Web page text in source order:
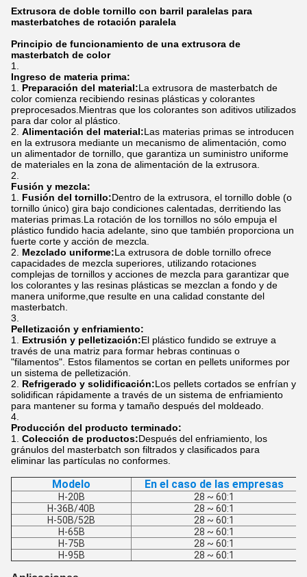
Extrusora de doble tornillo con barril paralelas para
masterbatches de rotación paralela
Principio de funcionamiento de una extrusora de
masterbatch de color
Ingreso de materia prima:
Preparación del material:La extrusora de masterbatch de
color comienza recibiendo resinas plásticas y colorantes
preprocesados.Mientras que los colorantes son aditivos utilizados
para dar color al plástico.
Alimentación del material:Las materias primas se introducen
en la extrusora mediante un mecanismo de alimentación, como
un alimentador de tornillo, que garantiza un suministro uniforme
de materiales en la zona de alimentación de la extrusora.
Fusión y mezcla:
Fusión del tornillo:Dentro de la extrusora, el tornillo doble (o
tornillo único) gira bajo condiciones calentadas, derritiendo las
materias primas.La rotación de los tornillos no sólo empuja el
plástico fundido hacia adelante, sino que también proporciona un
fuerte corte y acción de mezcla.
Mezclado uniforme:La extrusora de doble tornillo ofrece
capacidades de mezcla superiores, utilizando rotaciones
complejas de tornillos y acciones de mezcla para garantizar que
los colorantes y las resinas plásticas se mezclan a fondo y de
manera uniforme,que resulte en una calidad constante del
masterbatch.
Pelletización y enfriamiento:
Extrusión y pelletización:El plástico fundido se extruye a
través de una matriz para formar hebras continuas o
"filamentos". Estos filamentos se cortan en pellets uniformes por
un sistema de pelletización.
Refrigerado y solidificación:Los pellets cortados se enfrían y
solidifican rápidamente a través de un sistema de enfriamiento
para mantener su forma y tamaño después del moldeado.
Producción del producto terminado:
Colección de productos:Después del enfriamiento, los
gránulos del masterbatch son filtrados y clasificados para
eliminar las partículas no conformes.
Modelo En el caso de las empresas
H-20B
28 ~ 60:1
H-36B/40B
28 ~ 60:1
H-50B/52B
28 ~ 60:1
H-65B
28 ~ 60:1
H-75B
28 ~ 60:1
H-95B
28 ~ 60:1